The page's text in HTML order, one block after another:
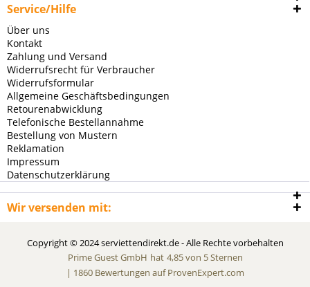
Service/Hilfe
Über uns
Kontakt
Zahlung und Versand
Widerrufsrecht für Verbraucher
Widerrufsformular
Allgemeine Geschäftsbedingungen
Retourenabwicklung
Telefonische Bestellannahme
Bestellung von Mustern
Reklamation
Impressum
Datenschutzerklärung
Wir versenden mit:
Copyright © 2024 serviettendirekt.de - Alle Rechte vorbehalten
Prime Guest GmbH hat 4,85von 5Sternen
| 1860Bewertungen auf ProvenExpert.com